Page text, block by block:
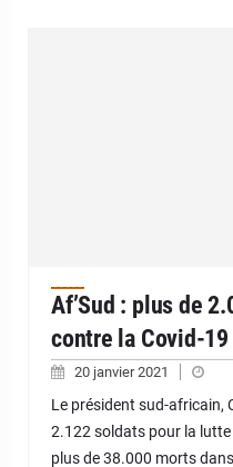
Af’Sud : plus de
contre la Covid-19
20 janvier 2021
Le président sud-africain,
2.122 soldats pour la
plus de 38.000 morts